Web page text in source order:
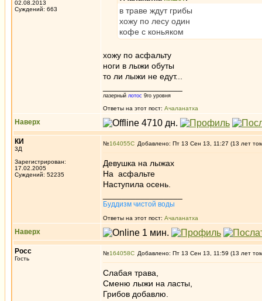
02.08.2013
Суждений: 663
в траве ждут грибы
хожу по лесу один
кофе с коньяком
хожу по асфальту
ноги в лыжи обуты
то ли лыжи не едут...
лазерный лотос 9го уровня
Ответы на этот пост: Ачаланатха
Наверх
КИ
3Д
Зарегистрирован:
17.02.2005
Суждений: 52235
№164055 Добавлено: Пт 13 Сен 13, 11:27 (13 лет
Девушка на лыжах
На асфальте
Наступила осень.
Буддизм чистой воды
Ответы на этот пост: Ачаланатха
Наверх
Росс
Гость
№164058 Добавлено: Пт 13 Сен 13, 11:59 (13 лет
Слабая трава,
Сменю лыжи на ласты,
Грибов добавлю.